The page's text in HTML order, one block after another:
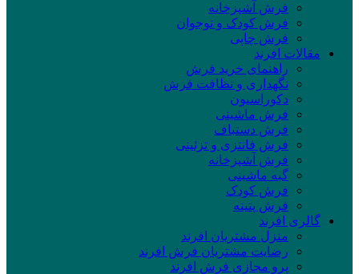
فرش آشپزخانه
فرش کودک و نوجوان
فرش چاپی
مقالات افرند
راهنمای خرید فرش
نگهداری و نظافت فرش
دکوراسیون
فرش ماشینی
فرش دستباف
فرش فانتزی و تزئینی
فرش آشپزخانه
گبه ماشینی
فرش کودک
فرش پتینه
گالری افرند
منزل مشتریان افرند
رضایت مشتریان فرش افرند
پرو مجازی فرش افرند